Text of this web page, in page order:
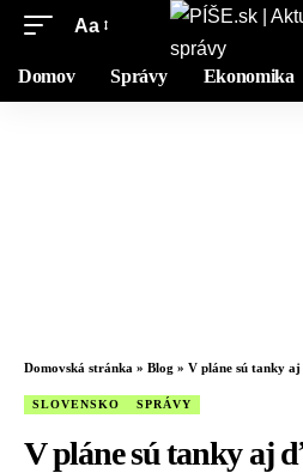
Aa
Domov Správy Ekonomika
Domovská stránka » Blog » V pláne sú tanky aj ďalšie F-
SLOVENSKO SPRÁVY
V pláne sú tanky aj